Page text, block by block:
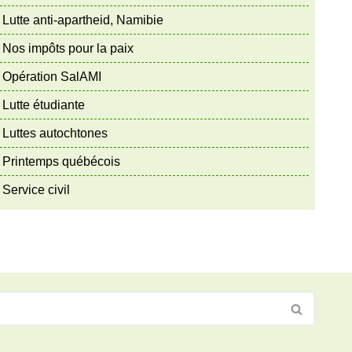
Lutte anti-apartheid, Namibie
Nos impôts pour la paix
Opération SalAMI
Lutte étudiante
Luttes autochtones
Printemps québécois
Service civil